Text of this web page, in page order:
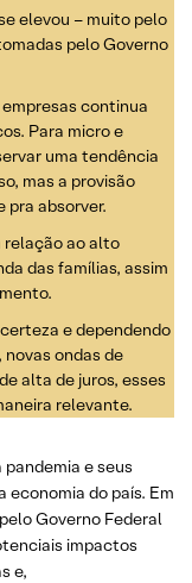
elevou – muito pelo
pelo Governo
continua
Para micro e
uma tendência
mas a provisão
pra absorver.
relação ao alto
das famílias, assim
e dependendo
ondas de
alta de juros, esses
relevante.
pandemia e seus
do país. Em
Governo Federal
impactos
e,